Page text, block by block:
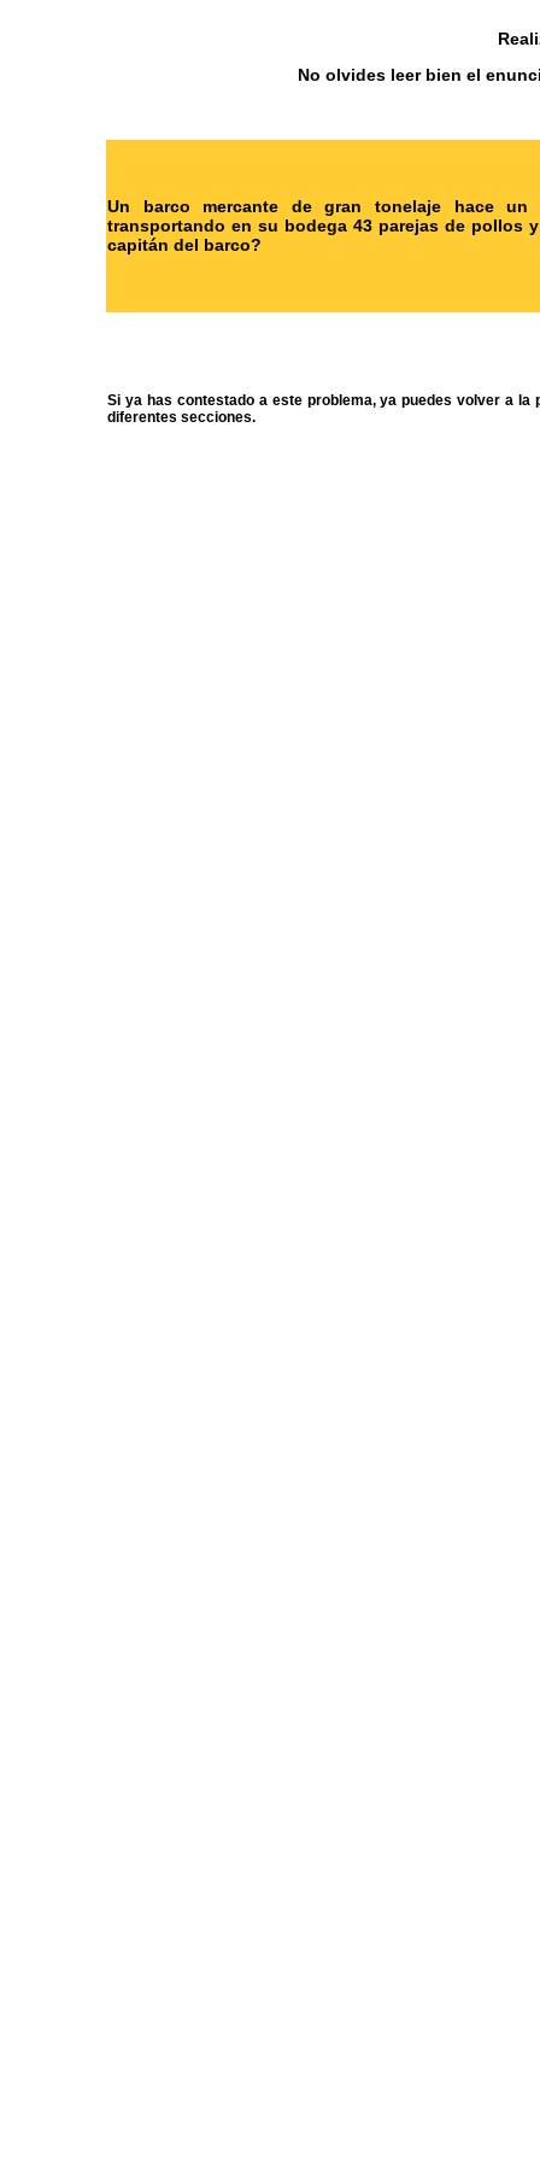
No olvides leer bien el
Un barco mercante de gran tonelaje hace un
transportando en su bodega 43 parejas de pollos
capitán del barco?
Si ya has contestado a este problema, ya puedes volver a
diferentes secciones.